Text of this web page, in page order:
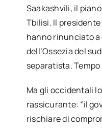
Saakashvili, il
Tbilisi. Il
hanno rinunciato a
dell’Ossezia del
separatista.
Ma gli occidentali
rassicurante: “il
rischiare di